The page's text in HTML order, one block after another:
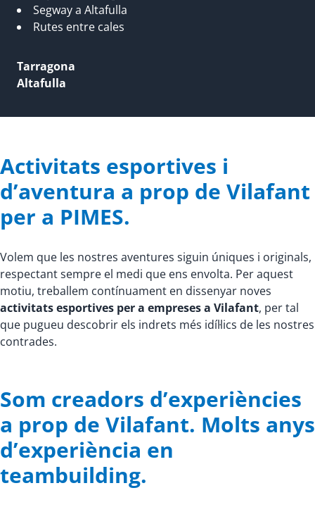
Segway a Altafulla
Rutes entre cales
Tarragona
Altafulla
Activitats esportives i
d’aventura a prop de Vilafant
per a PIMES.
Volem que les nostres aventures siguin úniques i originals,
respectant sempre el medi que ens envolta. Per aquest
motiu, treballem contínuament en dissenyar noves
activitats esportives per a empreses a Vilafant, per tal
que pugueu descobrir els indrets més idíl·lics de les nostres
contrades.
Som creadors d’experiències
a prop de Vilafant. Molts anys
d’experiència en
teambuilding.